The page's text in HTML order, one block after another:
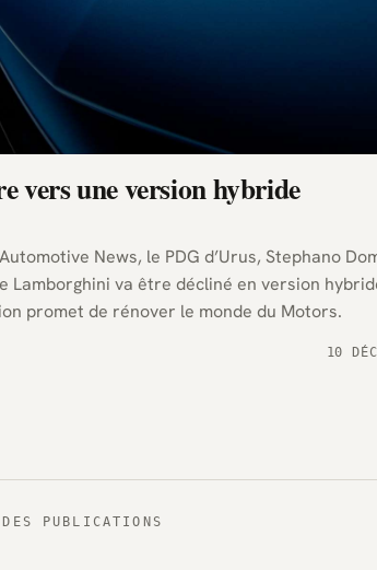
vers une version hybride
d’Urus, Stephano Domenicalli
Lamborghini va être décliné en version
promet de rénover le monde du Motors.
10
PUBLICATIONS